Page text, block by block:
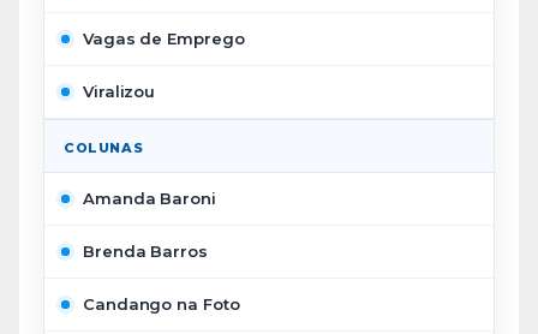
Vagas de Emprego
Viralizou
COLUNAS
Amanda Baroni
Brenda Barros
Candango na Foto